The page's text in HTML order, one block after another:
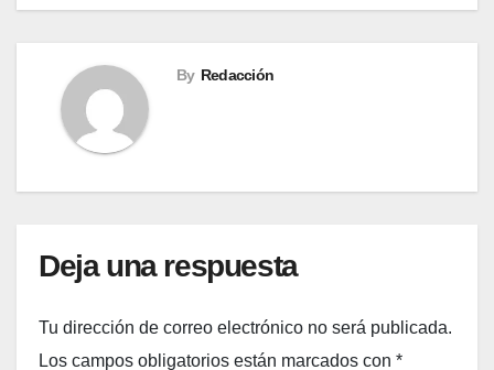
By Redacción
Deja una respuesta
Tu dirección de correo electrónico no será publicada.
Los campos obligatorios están marcados con *